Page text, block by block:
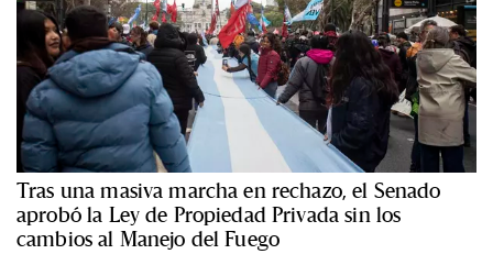
Tras una masiva marcha en rechazo, el Senado
aprobó la Ley de Propiedad Privada sin los
cambios al Manejo del Fuego